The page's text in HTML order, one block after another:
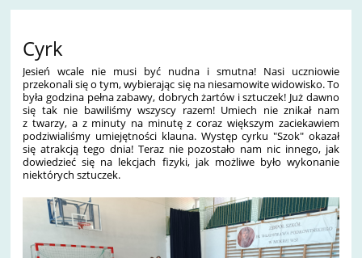
Cyrk
Jesień wcale nie musi być nudna i smutna! Nasi uczniowie
przekonali się o tym, wybierając się na niesamowite widowisko. To
była godzina pełna zabawy, dobrych żartów i sztuczek! Już dawno
się tak nie bawiliśmy wszyscy razem! Umiech nie znikał nam
z twarzy, a z minuty na minutę z coraz większym zaciekawiem
podziwialiśmy umiejętności klauna. Występ cyrku "Szok" okazał
się atrakcją tego dnia! Teraz nie pozostało nam nic innego, jak
dowiedzieć się na lekcjach fizyki, jak możliwe było wykonanie
niektórych sztuczek.